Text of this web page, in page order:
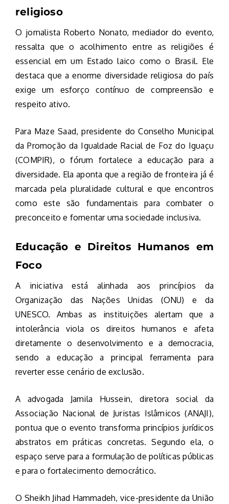
religioso
O jornalista Roberto Nonato, mediador do evento,
ressalta que o acolhimento entre as religiões é
essencial em um Estado laico como o Brasil. Ele
destaca que a enorme diversidade religiosa do país
exige um esforço contínuo de compreensão e
respeito ativo.
Para Maze Saad, presidente do Conselho Municipal
da Promoção da Igualdade Racial de Foz do Iguaçu
(COMPIR), o fórum fortalece a educação para a
diversidade. Ela aponta que a região de fronteira já é
marcada pela pluralidade cultural e que encontros
como este são fundamentais para combater o
preconceito e fomentar uma sociedade inclusiva.
Educação e Direitos Humanos em
Foco
A iniciativa está alinhada aos princípios da
Organização das Nações Unidas (ONU) e da
UNESCO. Ambas as instituições alertam que a
intolerância viola os direitos humanos e afeta
diretamente o desenvolvimento e a democracia,
sendo a educação a principal ferramenta para
reverter esse cenário de exclusão.
A advogada Jamila Hussein, diretora social da
Associação Nacional de Juristas Islâmicos (ANAJI),
pontua que o evento transforma princípios jurídicos
abstratos em práticas concretas. Segundo ela, o
espaço serve para a formulação de políticas públicas
e para o fortalecimento democrático.
O Sheikh Jihad Hammadeh, vice-presidente da União